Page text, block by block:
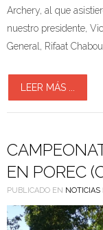
Archery, al que
nuestro presidente,
General, Rifaat
LEER MÁS ...
EN POREC
PUBLICADO EN NOTICIAS